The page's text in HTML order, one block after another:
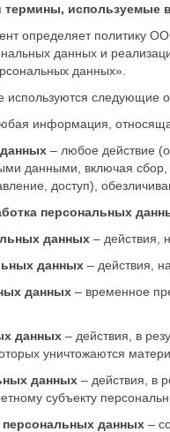
используемые
политику ООО
данных и
данных».
следующие
информация,
– любое действие
данными, включая
доступ),
персональных
данных – действия,
данных – действия,
данных – временное
данных – действия, в
уничтожаются
данных – действия, в
субъекту
данных –